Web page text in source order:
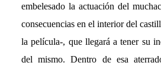
embelesado la actuación del
consecuencias en el interior del
la película-, que llegará a tener su
del mismo. Dentro de esa